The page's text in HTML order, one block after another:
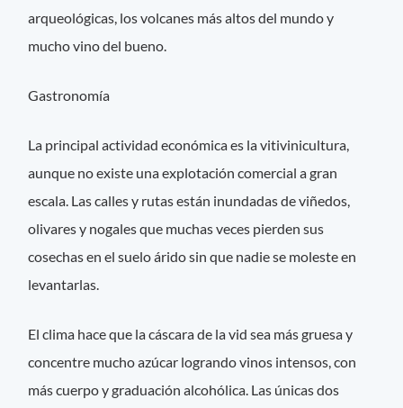
arqueológicas, los volcanes más altos del mundo y
mucho vino del bueno.
Gastronomía
La principal actividad económica es la vitivinicultura,
aunque no existe una explotación comercial a gran
escala. Las calles y rutas están inundadas de viñedos,
olivares y nogales que muchas veces pierden sus
cosechas en el suelo árido sin que nadie se moleste en
levantarlas.
El clima hace que la cáscara de la vid sea más gruesa y
concentre mucho azúcar logrando vinos intensos, con
más cuerpo y graduación alcohólica. Las únicas dos